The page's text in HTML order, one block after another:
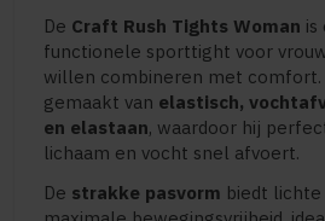
De Craft Rush Tights Woman is
functionele sporttight voor
willen combineren met comfort.
gemaakt van elastisch,
en elastaan, waardoor hij
lichaam en vocht snel afvoert.
De strakke pasvorm biedt